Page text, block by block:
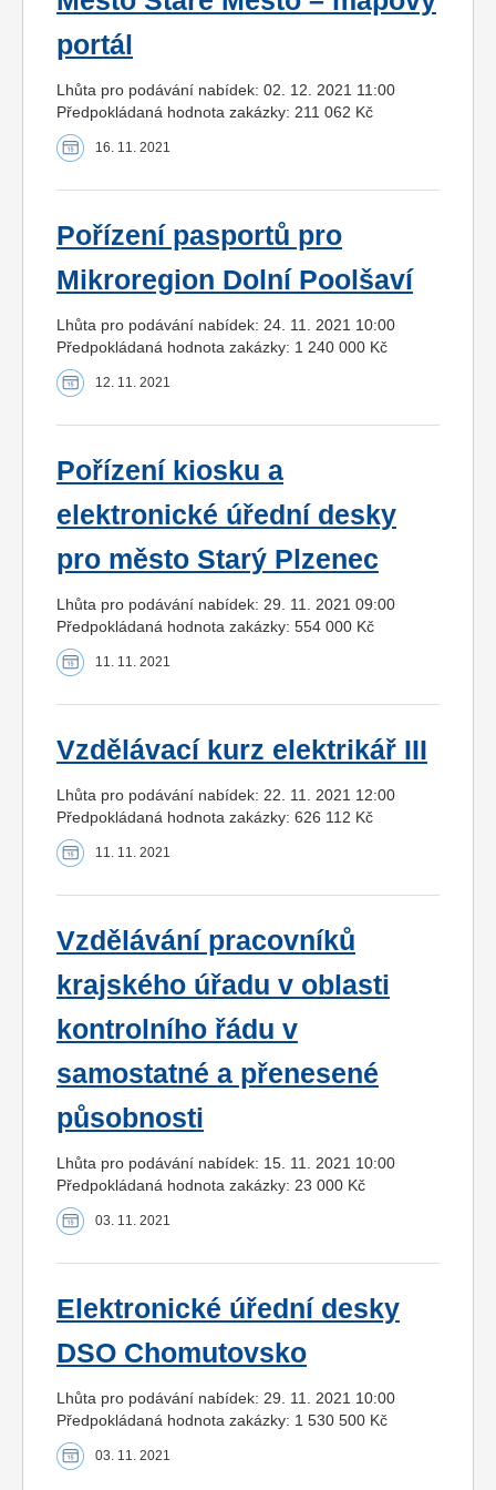
portál
Lhůta pro podávání nabídek: 02. 12. 2021 11:00
Předpokládaná hodnota zakázky: 211 062 Kč
16. 11. 2021
Pořízení pasportů pro
Mikroregion Dolní Poolšaví
Lhůta pro podávání nabídek: 24. 11. 2021 10:00
Předpokládaná hodnota zakázky: 1 240 000 Kč
12. 11. 2021
Pořízení kiosku a
elektronické úřední desky
pro město Starý Plzenec
Lhůta pro podávání nabídek: 29. 11. 2021 09:00
Předpokládaná hodnota zakázky: 554 000 Kč
11. 11. 2021
Vzdělávací kurz elektrikář III
Lhůta pro podávání nabídek: 22. 11. 2021 12:00
Předpokládaná hodnota zakázky: 626 112 Kč
11. 11. 2021
Vzdělávání pracovníků
krajského úřadu v oblasti
kontrolního řádu v
samostatné a přenesené
působnosti
Lhůta pro podávání nabídek: 15. 11. 2021 10:00
Předpokládaná hodnota zakázky: 23 000 Kč
03. 11. 2021
Elektronické úřední desky
DSO Chomutovsko
Lhůta pro podávání nabídek: 29. 11. 2021 10:00
Předpokládaná hodnota zakázky: 1 530 500 Kč
03. 11. 2021